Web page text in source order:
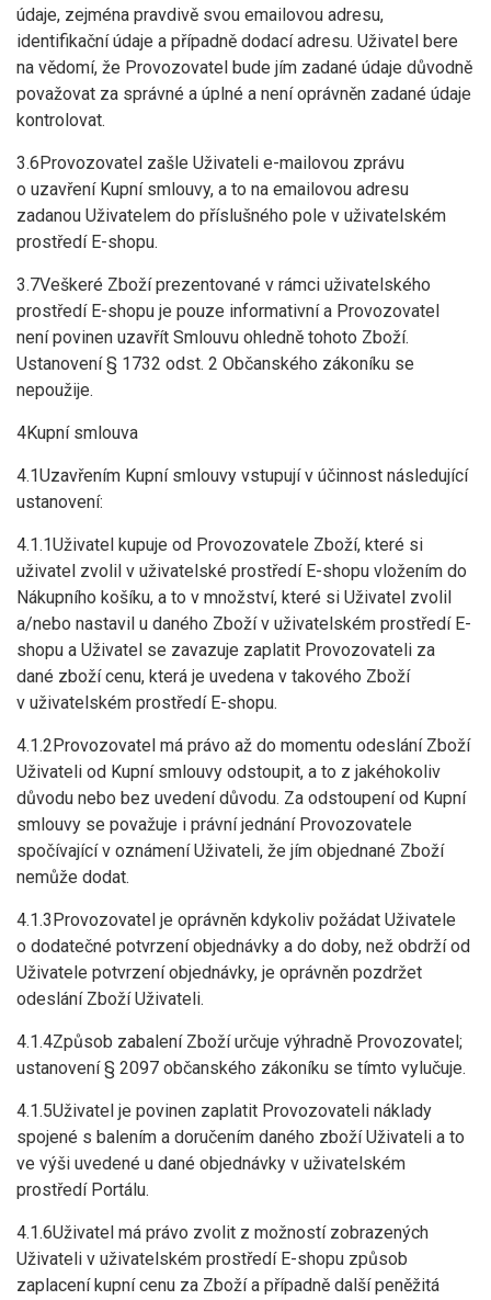
údaje, zejména pravdivě svou emailovou adresu,
identifikační údaje a případně dodací adresu. Uživatel bere
na vědomí, že Provozovatel bude jím zadané údaje důvodně
považovat za správné a úplné a není oprávněn zadané údaje
kontrolovat.
3.6Provozovatel zašle Uživateli e-mailovou zprávu
o uzavření Kupní smlouvy, a to na emailovou adresu
zadanou Uživatelem do příslušného pole v uživatelském
prostředí E-shopu.
3.7Veškeré Zboží prezentované v rámci uživatelského
prostředí E-shopu je pouze informativní a Provozovatel
není povinen uzavřít Smlouvu ohledně tohoto Zboží.
Ustanovení § 1732 odst. 2 Občanského zákoníku se
nepoužije.
4Kupní smlouva
4.1Uzavřením Kupní smlouvy vstupují v účinnost následující
ustanovení:
4.1.1Uživatel kupuje od Provozovatele Zboží, které si
uživatel zvolil v uživatelské prostředí E-shopu vložením do
Nákupního košíku, a to v množství, které si Uživatel zvolil
a/nebo nastavil u daného Zboží v uživatelském prostředí E-
shopu a Uživatel se zavazuje zaplatit Provozovateli za
dané zboží cenu, která je uvedena v takového Zboží
v uživatelském prostředí E-shopu.
4.1.2Provozovatel má právo až do momentu odeslání Zboží
Uživateli od Kupní smlouvy odstoupit, a to z jakéhokoliv
důvodu nebo bez uvedení důvodu. Za odstoupení od Kupní
smlouvy se považuje i právní jednání Provozovatele
spočívající v oznámení Uživateli, že jím objednané Zboží
nemůže dodat.
4.1.3Provozovatel je oprávněn kdykoliv požádat Uživatele
o dodatečné potvrzení objednávky a do doby, než obdrží od
Uživatele potvrzení objednávky, je oprávněn pozdržet
odeslání Zboží Uživateli.
4.1.4Způsob zabalení Zboží určuje výhradně Provozovatel;
ustanovení § 2097 občanského zákoníku se tímto vylučuje.
4.1.5Uživatel je povinen zaplatit Provozovateli náklady
spojené s balením a doručením daného zboží Uživateli a to
ve výši uvedené u dané objednávky v uživatelském
prostředí Portálu.
4.1.6Uživatel má právo zvolit z možností zobrazených
Uživateli v uživatelském prostředí E-shopu způsob
zaplacení kupní cenu za Zboží a případně další peněžitá